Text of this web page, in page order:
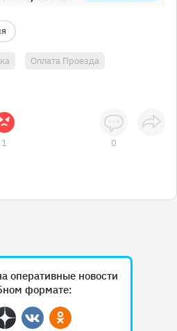
Оплата Проезда
1 0
оперативные новости
формате:
ДзенВконтактеОдноклассники